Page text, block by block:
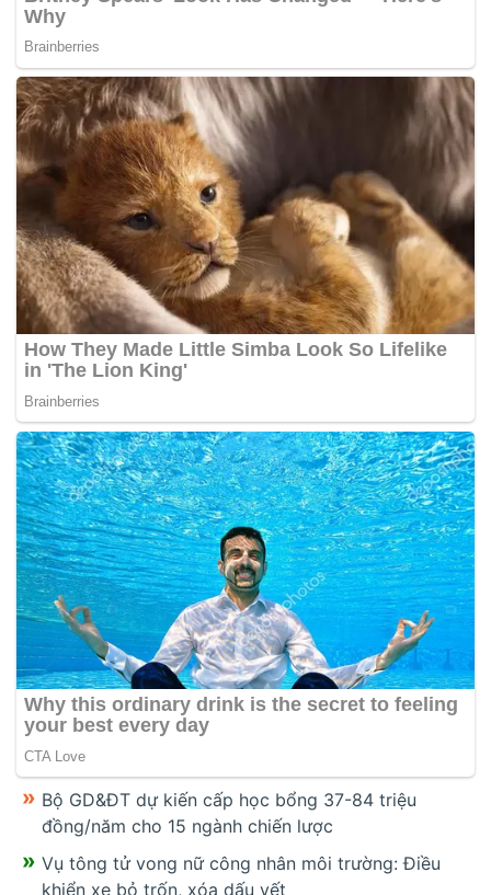
Bộ GD&ĐT dự kiến cấp học bổng 37-84 triệu
đồng/năm cho 15 ngành chiến lược
Vụ tông tử vong nữ công nhân môi trường: Điều
khiển xe bỏ trốn, xóa dấu vết